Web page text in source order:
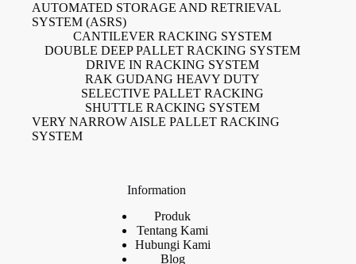
AUTOMATED STORAGE AND RETRIEVAL
SYSTEM (ASRS)
CANTILEVER RACKING SYSTEM
DOUBLE DEEP PALLET RACKING SYSTEM
DRIVE IN RACKING SYSTEM
RAK GUDANG HEAVY DUTY
SELECTIVE PALLET RACKING
SHUTTLE RACKING SYSTEM
VERY NARROW AISLE PALLET RACKING
SYSTEM
Information
Produk
Tentang Kami
Hubungi Kami
Blog